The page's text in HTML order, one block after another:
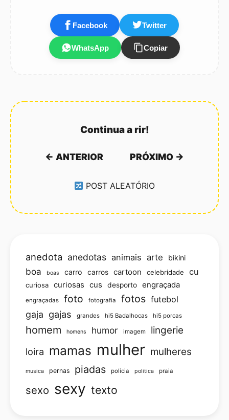
Facebook Twitter
WhatsApp Copiar
Continua a rir!
← ANTERIOR PRÓXIMO →
POST ALEATÓRIO
anedota anedotas animais arte bikini
boa boas carro carros cartoon celebridade cu
curiosa curiosas cus desporto engraçada
engraçadas foto fotografia fotos futebol
gaja gajas grandes hi5 Badalhocas hi5 porcas
homem homens humor imagem lingerie
loira mamas mulher mulheres
musica pernas piadas policia politica praia
sexo sexy texto